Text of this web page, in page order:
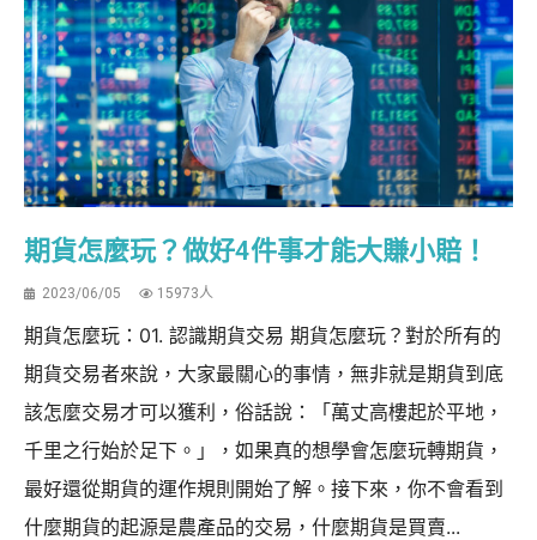
期貨怎麼玩？做好4件事才能大賺小賠！
2023/06/05 15973人
期貨怎麼玩：01. 認識期貨交易 期貨怎麼玩？對於所有的
期貨交易者來說，大家最關心的事情，無非就是期貨到底
該怎麼交易才可以獲利，俗話說：「萬丈高樓起於平地，
千里之行始於足下。」，如果真的想學會怎麼玩轉期貨，
最好還從期貨的運作規則開始了解。接下來，你不會看到
什麼期貨的起源是農產品的交易，什麼期貨是買賣...